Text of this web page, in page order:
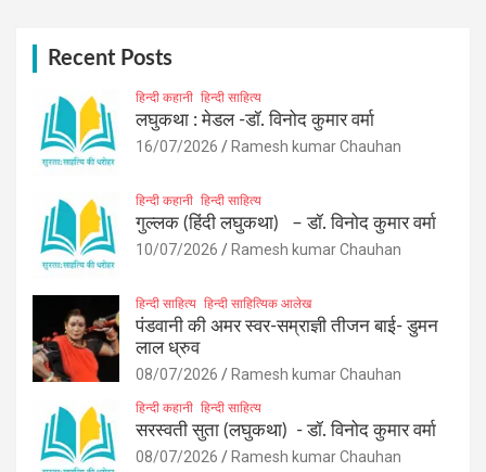
Recent Posts
हिन्दी कहानी हिन्दी साहित्य
लघुकथा : मेडल -डॉ. विनोद कुमार वर्मा
16/07/2026 Ramesh kumar Chauhan
हिन्दी कहानी हिन्दी साहित्य
गुल्लक (हिंदी लघुकथा) – डॉ. विनोद कुमार वर्मा
10/07/2026 Ramesh kumar Chauhan
हिन्दी साहित्य हिन्दी साहित्यिक आलेख
पंडवानी की अमर स्वर-सम्राज्ञी तीजन बाई- डुमन
लाल ध्रुव
08/07/2026 Ramesh kumar Chauhan
हिन्दी कहानी हिन्दी साहित्य
सरस्वती सुता (लघुकथा) ​- डॉ. विनोद कुमार वर्मा
08/07/2026 Ramesh kumar Chauhan